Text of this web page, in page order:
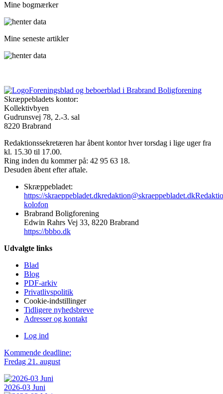
Mine bogmærker
Mine seneste artikler
Foreningsblad og beboerblad i Brabrand Boligforening
Skræppebladets kontor:
Kollektivbyen
Gudrunsvej 78, 2.-3. sal
8220 Brabrand
Redaktionssekretæren har åbent kontor hver torsdag i lige uger fra
kl. 15.30 til 17.00.
Ring inden du kommer på: 42 95 63 18.
Desuden åbent efter aftale.
Skræppebladet:
https://skraeppebladet.dkredaktion@skraeppebladet.dk
kolofon
Brabrand Boligforening
Edwin Rahrs Vej 33, 8220 Brabrand
https://bbbo.dk
Udvalgte links
Blad
Blog
PDF-arkiv
Privatlivspolitik
Cookie-indstillinger
Tidligere nyhedsbreve
Adresser og kontakt
Log ind
Kommende deadline:
Fredag 21. august
2026-03 Juni